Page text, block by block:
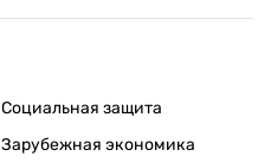
Социальная защита
Зарубежная экономика